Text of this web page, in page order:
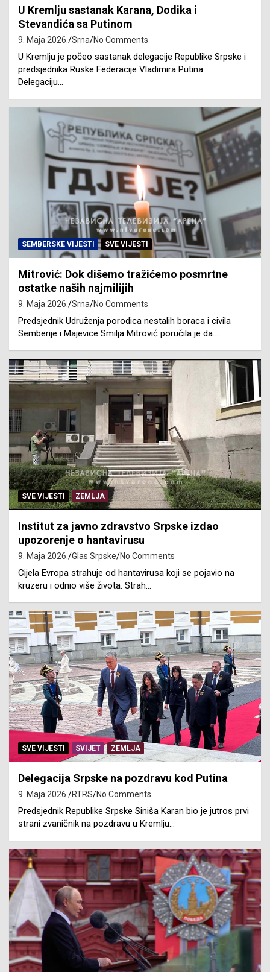
U Kremlju sastanak Karana, Dodika i
Stevandića sa Putinom
9. Maja 2026. Srna No Comments
U Kremlju je počeo sastanak delegacije Republike Srpske i
predsjednika Ruske Federacije Vladimira Putina.
Delegaciju…
SEMBERSKE VIJESTI SVE VIJESTI
Mitrović: Dok dišemo tražićemo posmrtne
ostatke naših najmilijih
9. Maja 2026. Srna No Comments
Predsjednik Udruženja porodica nestalih boraca i civila
Semberije i Majevice Smilja Mitrović poručila je da…
SVE VIJESTI ZEMLJA
Institut za javno zdravstvo Srpske izdao
upozorenje o hantavirusu
9. Maja 2026. Glas Srpske No Comments
Cijela Evropa strahuje od hantavirusa koji se pojavio na
kruzeru i odnio više života. Strah…
SVE VIJESTI SVIJET ZEMLJA
Delegacija Srpske na pozdravu kod Putina
9. Maja 2026. RTRS No Comments
Predsjednik Republike Srpske Siniša Karan bio je jutros prvi
strani zvaničnik na pozdravu u Kremlju…